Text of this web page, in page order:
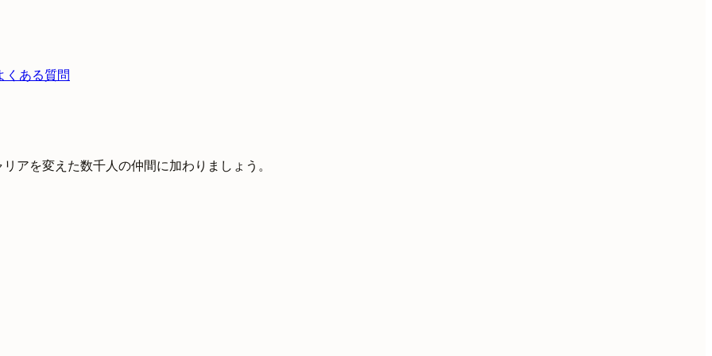
くある質問
アを変えた数千人の仲間に加わりましょう。